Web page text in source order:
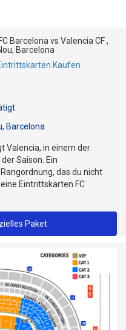
Barcelona vs Valencia CF ,
Barcelona
Kaufen
Barcelona
Valencia, in einem der
Saison. Ein
das du nicht
Eintrittskarten FC
Paket